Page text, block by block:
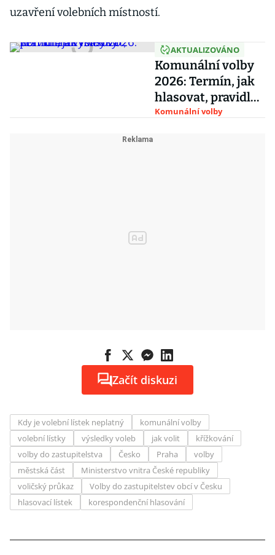
uzavření volebních místností.
AKTUALIZOVÁNO
Komunální volby
2026: Termín, jak
hlasovat, pravidla
a výsledky
Komunální volby
Začít diskuzi
Kdy je volební lístek neplatný
komunální volby
volební lístky
výsledky voleb jak volit
křížkování
volby do zastupitelstva
Česko Praha
volby
městská část
Ministerstvo vnitra České republiky
voličský průkaz
Volby do zastupitelstev obcí v Česku
hlasovací lístek
korespondenční hlasování